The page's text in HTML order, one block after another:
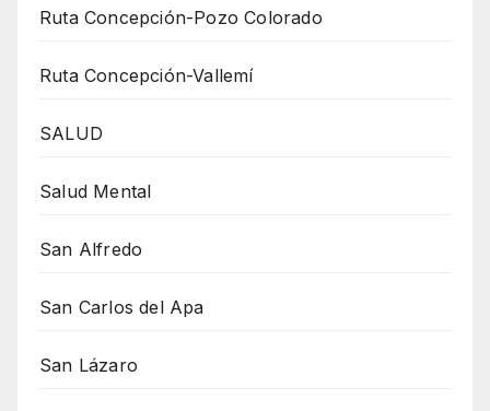
Ruta Concepción-Pozo Colorado
Ruta Concepción-Vallemí
SALUD
Salud Mental
San Alfredo
San Carlos del Apa
San Lázaro